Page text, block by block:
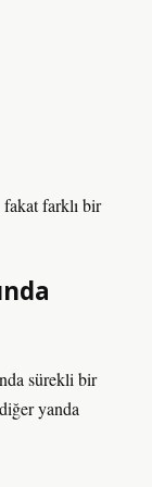
fakat farklı bir
sürekli bir
yanda